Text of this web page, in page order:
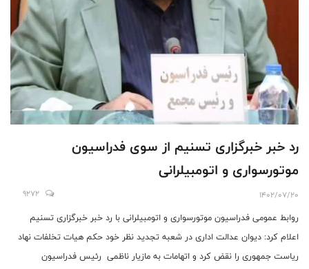
رد خبر خبرگزاری تسنیم از سوی فدراسیون
موتورسواری و اتومبیلرانی
1402/07/20
9272
روابط عمومی فدراسیون موتورسواری و اتومبیلرانی با رد خبر خبرگزاری تسنیم
اعلام کرد: دیوان عدالت اداری در شعبه تجدید نظر خود حکم هیات تخلفات نهاد
ریاست جمهوری را نقض کرد و اتهامات به مازیار ناظمی رئیس فدراسیون